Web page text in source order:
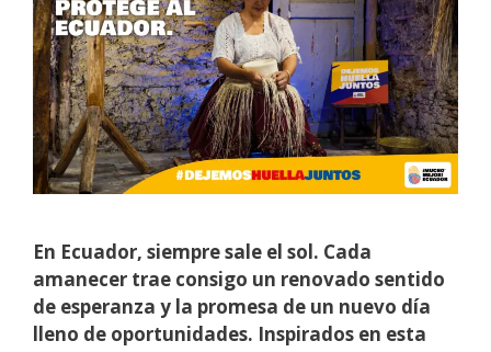
En Ecuador, siempre sale el sol. Cada
amanecer trae consigo un renovado sentido
de esperanza y la promesa de un nuevo día
lleno de oportunidades. Inspirados en esta